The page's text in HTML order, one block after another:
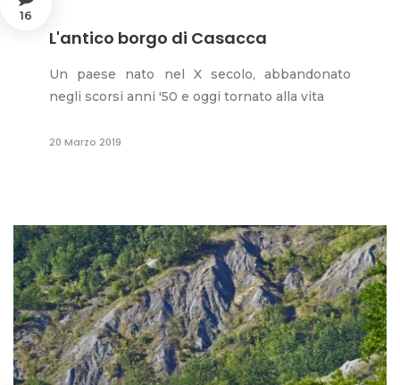
16
L'antico borgo di Casacca
Un paese nato nel X secolo, abbandonato
negli scorsi anni '50 e oggi tornato alla vita
20 Marzo 2019